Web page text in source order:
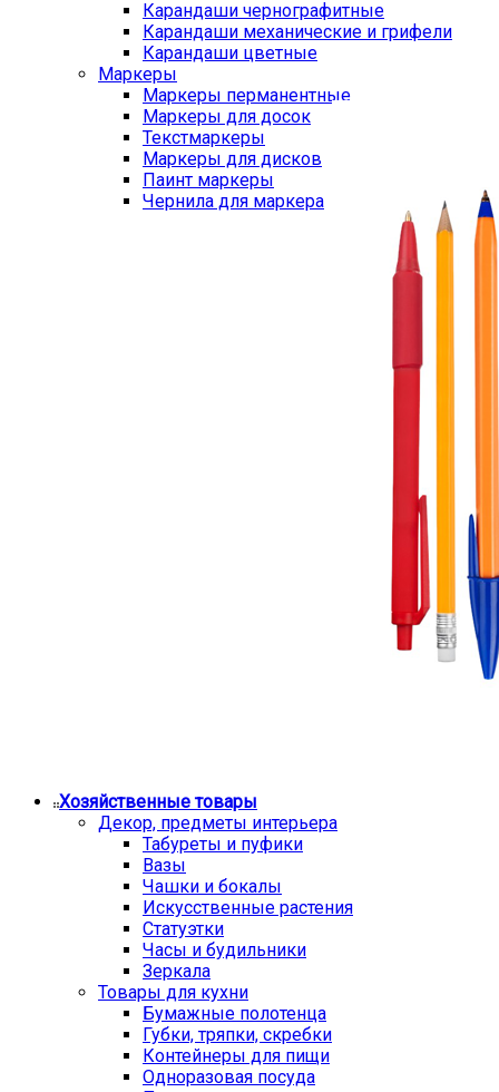
Карандаши чернографитные
Карандаши механические и грифели
Карандаши цветные
Маркеры
Маркеры перманентные
Маркеры для досок
Текстмаркеры
Маркеры для дисков
Паинт маркеры
Чернила для маркера
Хозяйственные товары
Декор, предметы интерьера
Табуреты и пуфики
Вазы
Чашки и бокалы
Искусственные растения
Статуэтки
Часы и будильники
Зеркала
Товары для кухни
Бумажные полотенца
Губки, тряпки, скребки
Контейнеры для пищи
Одноразовая посуда